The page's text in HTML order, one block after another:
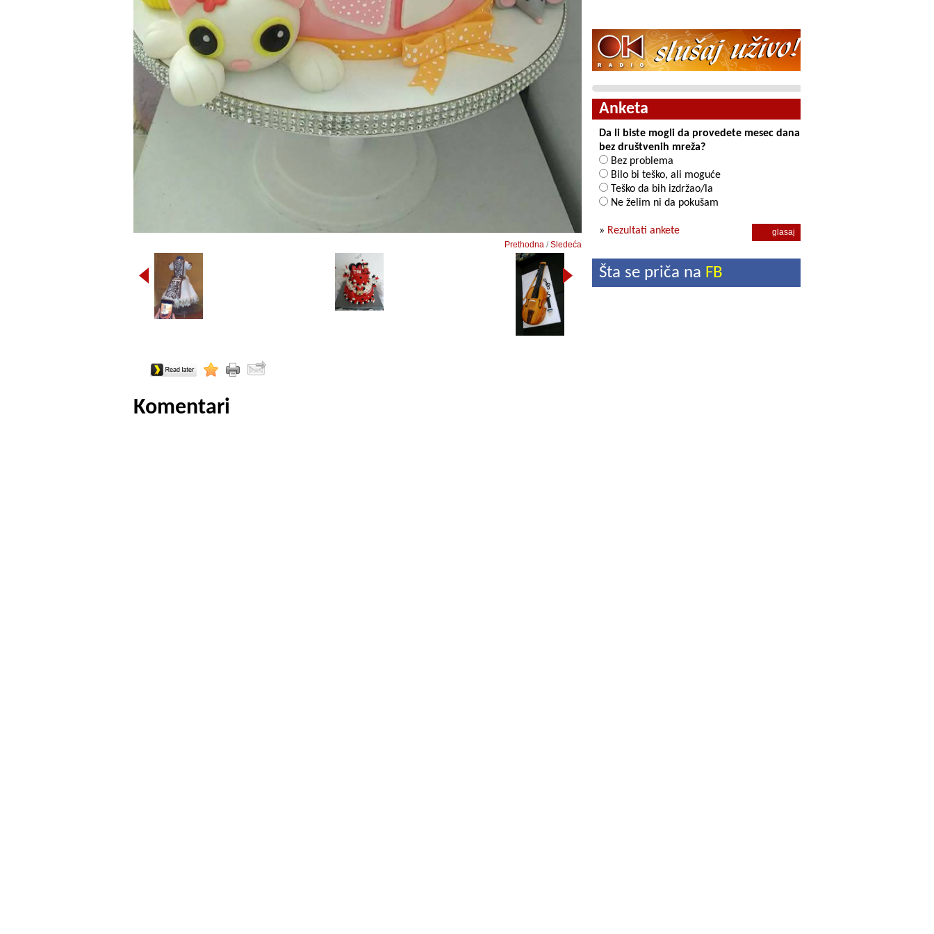
Prethodna /Sledeća
Komentari
Anketa
Da li biste mogli da provedete mesec dana
bez društvenih mreža?
Bez problema
Bilo bi teško, ali moguće
Teško da bih izdržao/la
Ne želim ni da pokušam
» Rezultati ankete
Šta se priča na FB